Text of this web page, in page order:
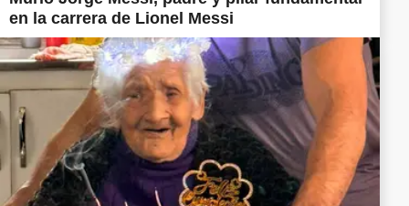
en la carrera de Lionel Messi